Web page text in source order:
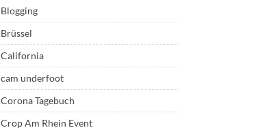
Blogging
Brüssel
California
cam underfoot
Corona Tagebuch
Crop Am Rhein Event